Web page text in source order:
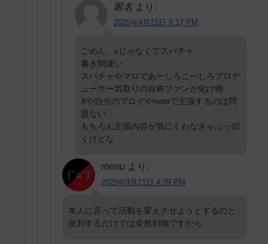
匿名 より:
2025年9月21日 8:17 PM
ごめん、xじゃなくてスパチャ
書き間違い
スパチャやマロであーしろこーしろプロデ
ューサー気取りの自称ファンが化け物
Xや自分のブログやnoteで主張するのは問
題ない
もちろん主張内容が気にくわなきゃぶっ叩
くけどな
menu より:
2025年9月21日 4:39 PM
本人に言って活動を変えさせようとするのと
批判するだけでは全然別物ですから